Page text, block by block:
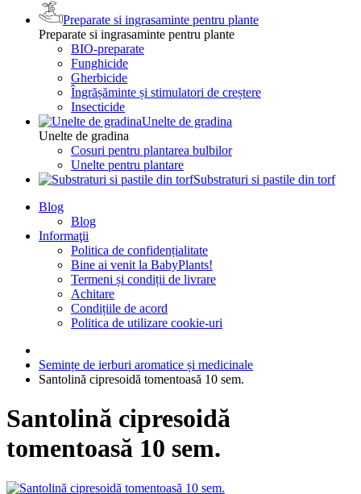
Preparate si ingrasaminte pentru plante
Preparate si ingrasaminte pentru plante
BIO-preparate
Funghicide
Gherbicide
Îngrășăminte și stimulatori de creștere
Insecticide
Unelte de gradina
Unelte de gradina
Cosuri pentru plantarea bulbilor
Unelte pentru plantare
Substraturi si pastile din torf
Blog
Blog
Informaţii
Politica de confidențialitate
Bine ai venit la BabyPlants!
Termeni și condiții de livrare
Achitare
Condițiile de acord
Politica de utilizare cookie-uri
Semințe de ierburi aromatice și medicinale
Santolină cipresoidă tomentoasă 10 sem.
Santolină cipresoidă
tomentoasă 10 sem.